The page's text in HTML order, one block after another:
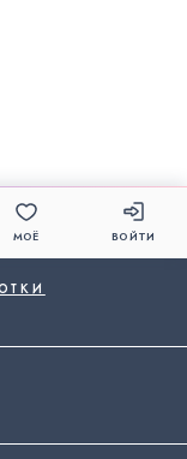
МОЁ ВОЙТИ